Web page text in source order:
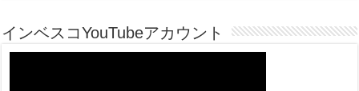
インベスコYouTubeアカウント